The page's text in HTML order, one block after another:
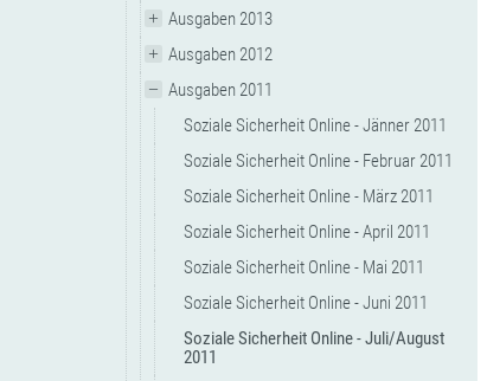
Ausgaben 2013
Ausgaben 2012
Ausgaben 2011
Soziale Sicherheit Online - Jänner 2011
Soziale Sicherheit Online - Februar 2011
Soziale Sicherheit Online - März 2011
Soziale Sicherheit Online - April 2011
Soziale Sicherheit Online - Mai 2011
Soziale Sicherheit Online - Juni 2011
Soziale Sicherheit Online - Juli/August
2011